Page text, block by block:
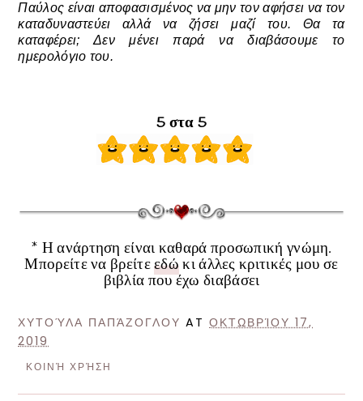
Παύλος είναι αποφασισμένος να μην τον αφήσει να τον
καταδυναστεύει αλλά να ζήσει μαζί του. Θα τα
καταφέρει; Δεν μένει παρά να διαβάσουμε το
ημερολόγιο του.
5 στα 5
* Η ανάρτηση είναι καθαρά προσωπική γνώμη.
Μπορείτε να βρείτεεδώκι άλλες κριτικές μου σε
βιβλία που έχω διαβάσει
ΧΥΤΟΎΛΑ ΠΑΠΆΖΟΓΛΟΥ ATΟΚΤΩΒΡΊΟΥ 17,
2019
ΚΟΙΝΉ ΧΡΉΣΗ